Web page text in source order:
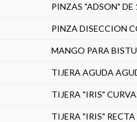
PINZAS "ADSON" DE
PINZA DISECCION
MANGO PARA
TIJERA AGUDA
TIJERA "IRIS"
TIJERA "IRIS"